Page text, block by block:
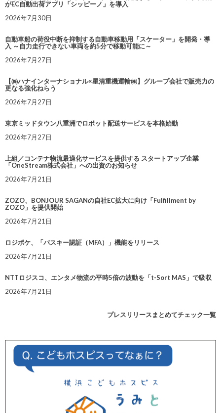
がEC自動出荷アプリ「シッピーノ」を導入
2026年7月30日
自動車船の荷役中断を抑制する自動車移動用「スケーター」を開発・導
入 ～自力走行できない車両を約5分で移動可能に～
2026年7月27日
【㈱ハナインターナショナル×星清重機運輸㈱】グループ会社で販売力の
更なる強化ねらう
2026年7月27日
東京ミッドタウン八重洲でロボット配送サービスを本格始動
2026年7月27日
上組／コンテナ物流最適化サービスを提供する スタートアップ企業
「OneStream株式会社」への出資のお知らせ
2026年7月21日
ZOZO、BONJOUR SAGANの自社EC拡大に向け「Fulfillment by
ZOZO」を提供開始
2026年7月21日
ロジポケ、「パスキー認証（MFA）」機能をリリース
2026年7月21日
NTTロジスコ、エンタメ物流の平時5倍の波動を「t-Sort MAS」で吸収
2026年7月21日
プレスリリースまとめてチェック一覧